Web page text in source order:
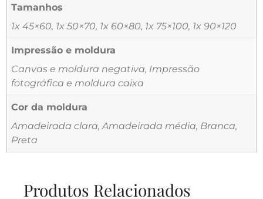
Tamanhos
1x 45×60, 1x 50×70, 1x 60×80, 1x 75×100, 1x 90×120
Impressão e moldura
Canvas e moldura negativa, Impressão
fotográfica e moldura caixa
Cor da moldura
Amadeirada clara, Amadeirada média, Branca,
Preta
Produtos Relacionados